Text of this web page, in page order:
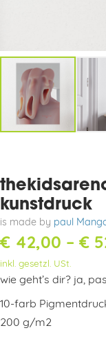
kunstdruck
is made by paul
€ 42,00 –€
inkl. gesetzl. USt.
wie geht’s dir? ja,
10-farb
200 g/m2